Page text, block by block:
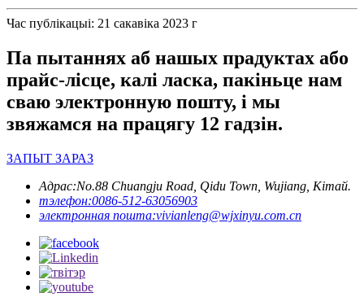
Час публікацыі: 21 сакавіка 2023 г
Па пытаннях аб нашых прадуктах або
прайс-лісце, калі ласка, пакіньце нам
сваю электронную пошту, і мы
звяжамся на працягу 12 гадзін.
ЗАПЫТ ЗАРАЗ
Адрас:No.88 Chuangju Road, Qidu Town, Wujiang, Кітай.
тэлефон:0086-512-63056903
электронная пошта:vivianleng@wjxinyu.com.cn